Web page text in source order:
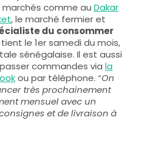
comme au Dakar
, le marché fermier et
du consommer
le 1er samedi du mois,
sénégalaise. Il est aussi
commandes via la
ou par téléphone. “On
très prochainement
mensuel avec un
et de livraison à